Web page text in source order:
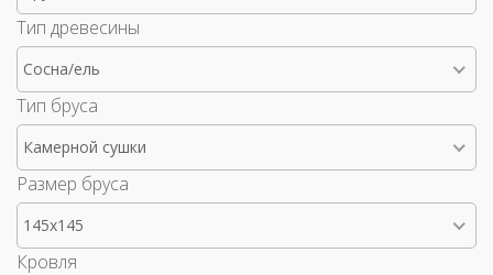
Тип древесины
Сосна/ель
Тип бруса
Камерной сушки
Размер бруса
145x145
Кровля